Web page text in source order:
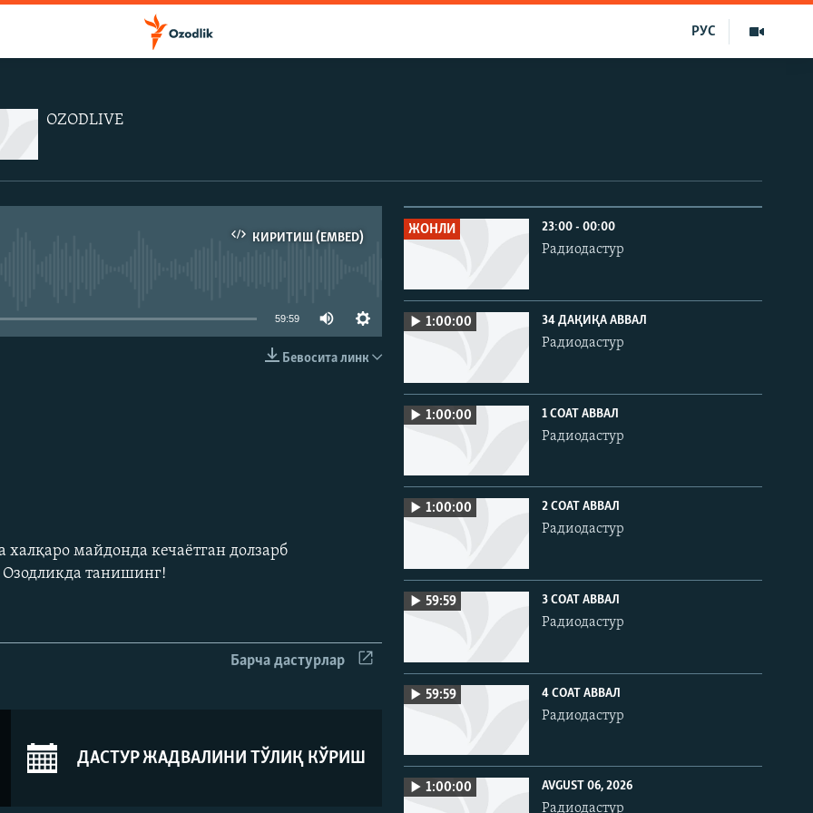
РУС
OZODLIVE
КИРИТИШ (EMBED)
59:59
Бевосита линк
майдонда кечаëтган долзарб
Озодликда танишинг!
Барча дастурлар
ДАСТУР ЖАДВАЛИНИ ТЎЛИҚ КЎРИШ
ЖОНЛИ 23:00 - 00:00
Радиодастур
1:00:00 34 ДАҚИҚА АВВАЛ
Радиодастур
1:00:00 1 СОАТ АВВАЛ
Радиодастур
1:00:00 2 СОАТ АВВАЛ
Радиодастур
59:59 3 СОАТ АВВАЛ
Радиодастур
59:59 4 СОАТ АВВАЛ
Радиодастур
1:00:00 AVGUST 06, 2026
Радиодастур